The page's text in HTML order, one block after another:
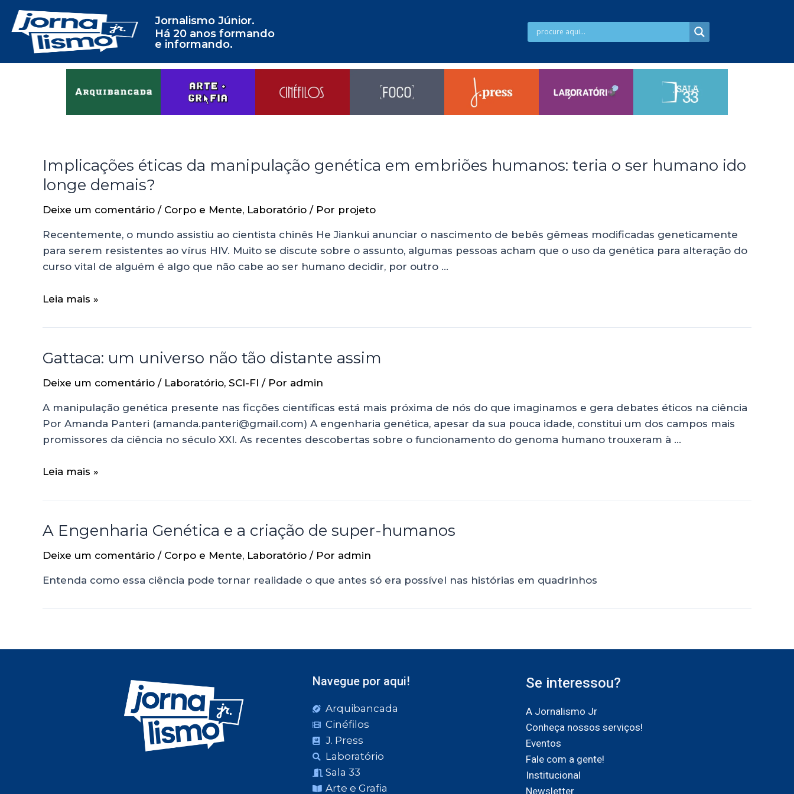
Jornalismo Júnior.
Há 20 anos formando
e informando.
Implicações éticas da manipulação genética em embriões humanos: teria o ser humano ido
longe demais?
Deixe um comentário / Corpo e Mente, Laboratório / Por projeto
Recentemente, o mundo assistiu ao cientista chinês He Jiankui anunciar o nascimento de bebês gêmeas modificadas geneticamente
para serem resistentes ao vírus HIV. Muito se discute sobre o assunto, algumas pessoas acham que o uso da genética para alteração do
curso vital de alguém é algo que não cabe ao ser humano decidir, por outro …
Leia mais »
Gattaca: um universo não tão distante assim
Deixe um comentário / Laboratório, SCI-FI / Por admin
A manipulação genética presente nas ficções científicas está mais próxima de nós do que imaginamos e gera debates éticos na ciência
Por Amanda Panteri (amanda.panteri@gmail.com) A engenharia genética, apesar da sua pouca idade, constitui um dos campos mais
promissores da ciência no século XXI. As recentes descobertas sobre o funcionamento do genoma humano trouxeram à …
Leia mais »
A Engenharia Genética e a criação de super-humanos
Deixe um comentário / Corpo e Mente, Laboratório / Por admin
Entenda como essa ciência pode tornar realidade o que antes só era possível nas histórias em quadrinhos
Navegue por aqui!
Arquibancada
Cinéfilos
J. Press
Laboratório
Sala 33
Arte e Grafia
Se interessou?
A Jornalismo Jr
Conheça nossos serviços!
Eventos
Fale com a gente!
Institucional
Newsletter